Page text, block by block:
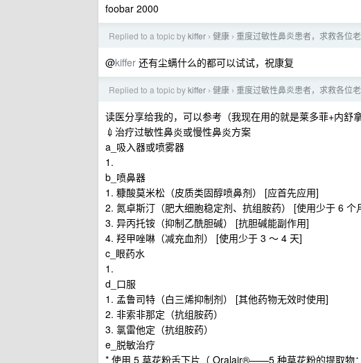
foobar 2000
Replied to a topic bykiffer › 健康 › 重度过敏性鼻炎患者，求救各位
@kiffer 还有尘螨什么的都可以试试，祝康复
Replied to a topic bykiffer › 健康 › 重度过敏性鼻炎患者，求救各位
读医分享给我的，可以参考（我现在用的就是莱多菲+内舒
💉治疗过敏性鼻炎或慢性鼻炎方案
a_吸入器或喷雾器
1.
b_喷鼻器
1. 糠酸莫米松（皮质类固醇喷鼻剂） [应首先应用]
2. 氮卓斯汀（肥大细胞稳定剂、抗组胺药） [使用少于 6 个
3. 异丙托铵（抑制乙酰胆碱） [抗胆碱能副作用]
4. 羟甲唑啉（减充血剂） [使用少于 3 ～ 4 天]
c_眼药水
1.
d_口服
1. 孟鲁司特（白三烯抑制剂） [其他药物无效时使用]
2. 非索非那定（抗组胺药）
3. 氯雷他定（抗组胺药）
e_脱敏治疗
* 使用 5 草花粉舌下片（ Oralair®——5 种草花粉的提取物